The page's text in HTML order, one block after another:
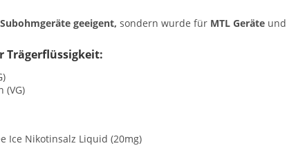
geeigent, sondern wurde für MTL Geräte und
Trägerflüssigkeit:
(VG)
Ice Nikotinsalz Liquid (20mg)